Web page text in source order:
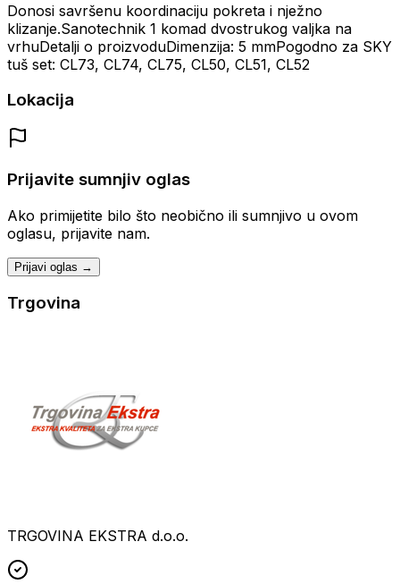
Donosi savršenu koordinaciju pokreta i nježno
klizanje.Sanotechnik 1 komad dvostrukog valjka na
vrhuDetalji o proizvoduDimenzija: 5 mmPogodno za SKY
tuš set: CL73, CL74, CL75, CL50, CL51, CL52
Lokacija
Prijavite sumnjiv oglas
Ako primijetite bilo što neobično ili sumnjivo u ovom
oglasu, prijavite nam.
Prijavi oglas →
Trgovina
TRGOVINA EKSTRA d.o.o.